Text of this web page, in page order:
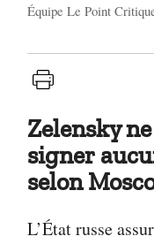
Équipe Le Point
Zelensky
signer
selon
L’État russe